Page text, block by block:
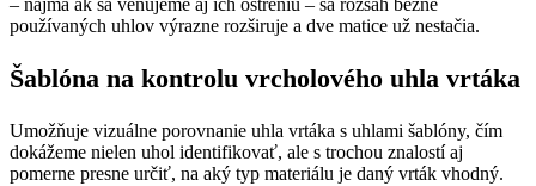
– najmä ak sa venujeme aj ich ostreniu – sa rozsah bežne
používaných uhlov výrazne rozširuje a dve matice už nestačia.
Šablóna na kontrolu vrcholového uhla vrtáka
Umožňuje vizuálne porovnanie uhla vrtáka s uhlami šablóny, čím
dokážeme nielen uhol identifikovať, ale s trochou znalostí aj
pomerne presne určiť, na aký typ materiálu je daný vrták vhodný.